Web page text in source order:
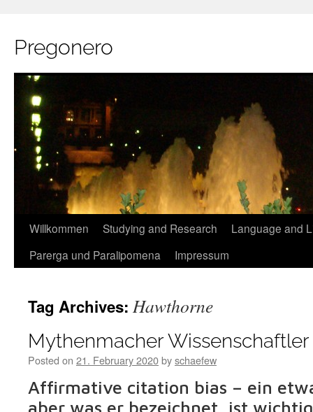
Pregonero
Skip
Willkommen Studying and Research
Language and
Parerga und Paralipomena
Impressum
Tag Archives: Hawthorne
Mythenmacher Wissenschaftler
Posted on 21. February 2020byschaefew
Affirmative citation bias – ein
aber was er bezeichnet, ist